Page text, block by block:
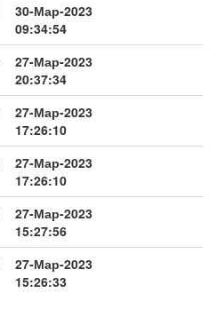
30-Мар-2023
09:34:54
27-Мар-2023
20:37:34
27-Мар-2023
17:26:10
27-Мар-2023
17:26:10
27-Мар-2023
15:27:56
27-Мар-2023
15:26:33